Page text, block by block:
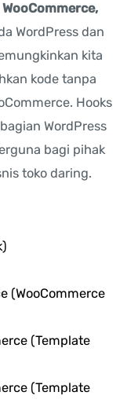
WordPress dan
kita
kode tanpa
Hooks
WordPress
bagi pihak
toko daring.
(WooCommerce
(Template
(Template